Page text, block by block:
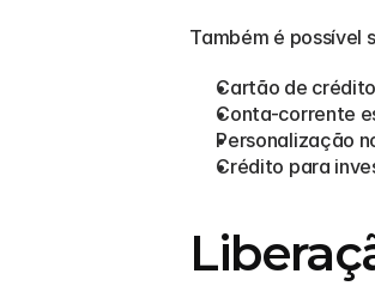
Também é possível
Cartão de
Conta-corrente
Personalização
Crédito para